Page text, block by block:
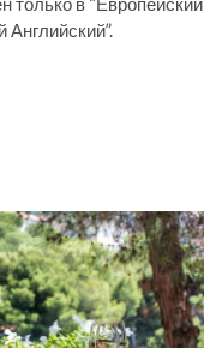
Английский”.